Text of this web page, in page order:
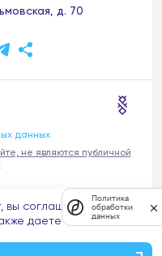
д. 70
данных
не являются публичной
частных услуг от
ремонтов, продажи
внимание на то, что
таких услуг, не имеет
не обращается к частным
вы соглашаетесь на
даете согласие на
Политика
обработки
данных